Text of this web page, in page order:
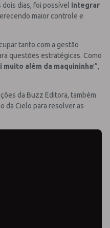
dois dias, foi possível integrar
maior controle e
tanto com a gestão
questões estratégicas. Como
muito além da maquininha!”,
da Buzz Editora, também
da Cielo para resolver as